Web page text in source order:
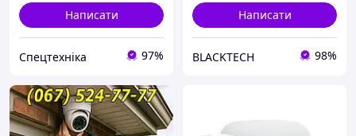
Написати
Спецтехніка 97%
Написати
BLACKTECH 98%